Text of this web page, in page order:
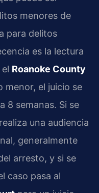
menores de
para delitos
es la lectura
Roanoke County
menor, el juicio se
8 semanas. Si se
una audiencia
generalmente
arresto, y si se
caso pasa al